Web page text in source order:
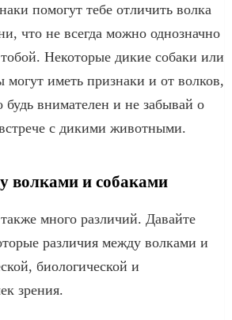
помогут тебе отличить волка
что не всегда можно однозначно
тобой. Некоторые дикие собаки или
иметь признаки и от волков,
будь внимателен и не забывай о
с дикими животными.
волками и собаками
много различий. Давайте
различия между волками и
биологической и
зрения.